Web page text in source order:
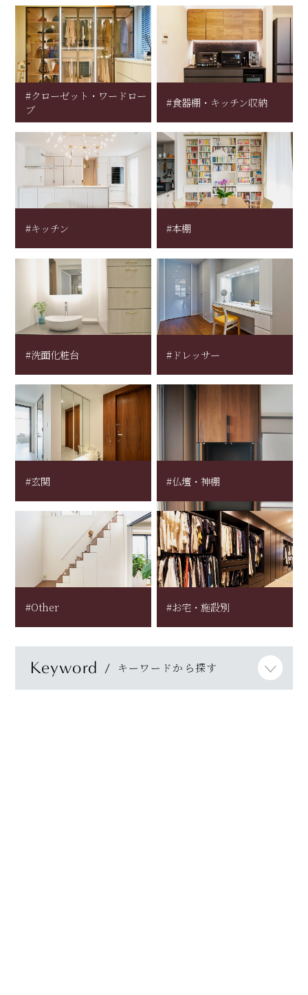
#クローゼット・ワードロー
ブ
#食器棚・キッチン収納
#キッチン #本棚
#洗面化粧台 #ドレッサー
#玄関 #仏壇・神棚
#Other #お宅・施設別
Keyword キーワードから探す